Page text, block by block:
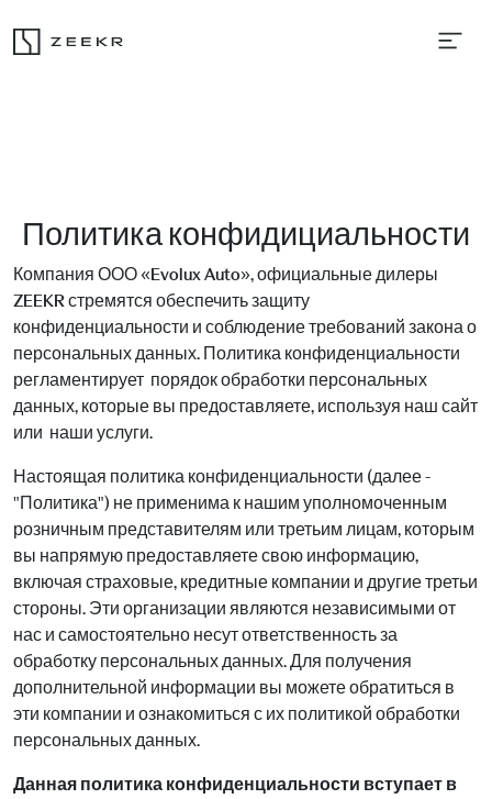
Политика конфидициальности
Компания ООО «Evolux Auto», официальные дилеры
ZEEKR стремятся обеспечить защиту
конфиденциальности и соблюдение требований закона о
персональных данных. Политика конфиденциальности
регламентирует порядок обработки персональных
данных, которые вы предоставляете, используя наш сайт
или наши услуги.
Настоящая политика конфиденциальности (далее -
"Политика") не применима к нашим уполномоченным
розничным представителям или третьим лицам, которым
вы напрямую предоставляете свою информацию,
включая страховые, кредитные компании и другие третьи
стороны. Эти организации являются независимыми от
нас и самостоятельно несут ответственность за
обработку персональных данных. Для получения
дополнительной информации вы можете обратиться в
эти компании и ознакомиться с их политикой обработки
персональных данных.
Данная политика конфиденциальности вступает в